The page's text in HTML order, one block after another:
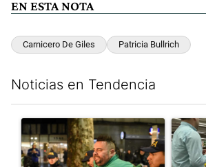
EN ESTA NOTA
Carnicero De Giles Patricia Bullrich
Noticias en Tendencia
Un artículo de tendencia con el título
Un